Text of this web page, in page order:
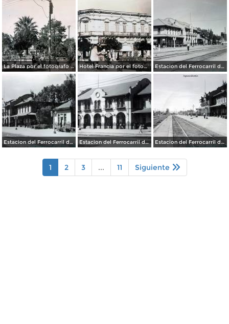
La Plaza por el fotografo Manuel Obregon. Hotel Francia por el fotografo Manuel Obregon. Estacion del Ferrocarril de Aguascalientes. ( Circulada el 15 de Abril de 1949 ).
Estacion del Ferrocarril de Aguascalientes. ( Circulada el 15 de Abril de 1949 ). Estacion del Ferrocarril de Aguascalientes. ( Circulada el 15 de Abril de 1949 ). Estacion del Ferrocarril de Aguascalientes. ( Circulada el 15 de Abril de 1949 ).
1 2 3 ... 11 Siguiente